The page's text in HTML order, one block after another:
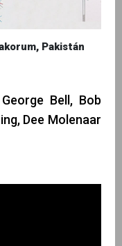
Pakistán
George Bell, Bob
Dee Molenaar